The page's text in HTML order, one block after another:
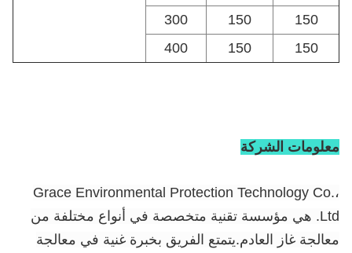
150
150
300
150
150
400
معلومات الشركة
Grace Environmental Protection Technology Co.،
Ltd. هي مؤسسة تقنية متخصصة في أنواع مختلفة من
معالجة غاز العادم.يتمتع الفريق بخبرة غنية في معالجة